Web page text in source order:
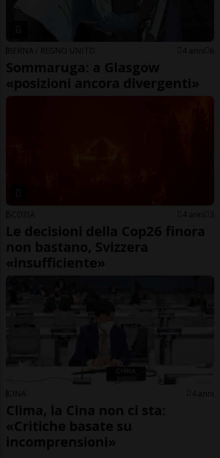
BERNA / REGNO UNITO 4 anni 6
Sommaruga: a Glasgow
«posizioni ancora divergenti»
SCOZIA 4 anni 3
Le decisioni della Cop26 finora
non bastano, Svizzera
«insufficiente»
CINA 4 anni
Clima, la Cina non ci sta:
«Critiche basate su
incomprensioni»